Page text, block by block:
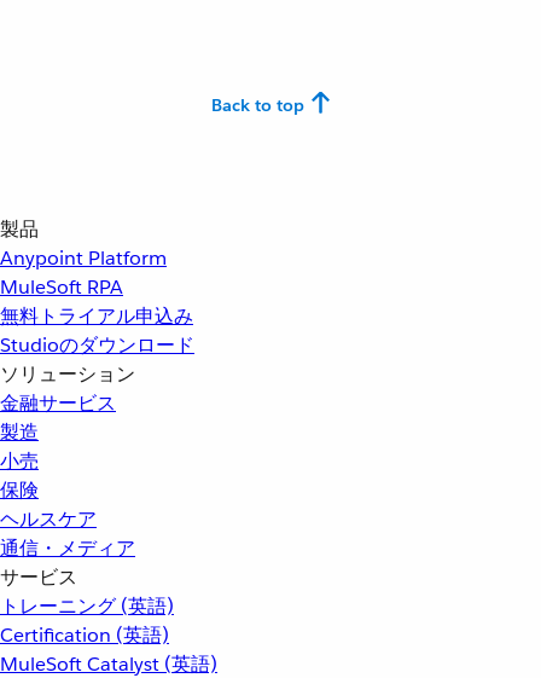
Back to top
製品
Anypoint Platform
MuleSoft RPA
無料トライアル申込み
Studioのダウンロード
ソリューション
金融サービス
製造
小売
保険
ヘルスケア
通信・メディア
サービス
トレーニング (英語)
Certification (英語)
MuleSoft Catalyst (英語)